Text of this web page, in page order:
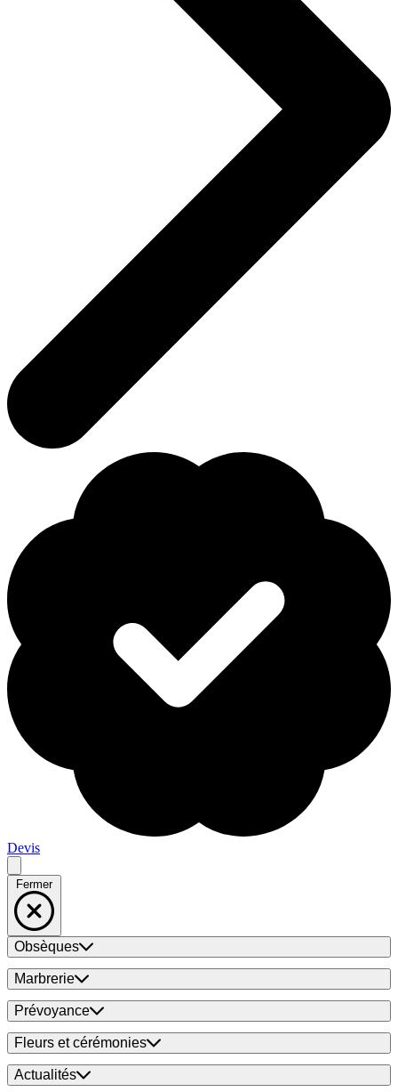
Devis
Fermer
Obsèques
Marbrerie
Prévoyance
Fleurs et cérémonies
Actualités